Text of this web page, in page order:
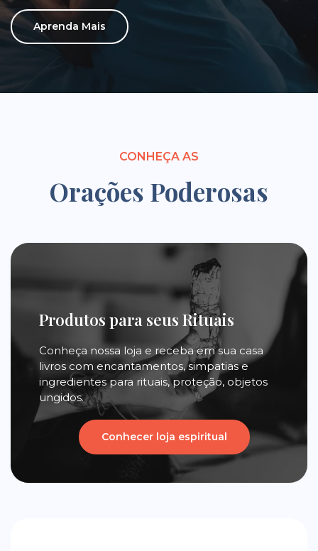
Aprenda Mais
CONHEÇA AS
Orações Poderosas
Produtos para seus Rituais
Conheça nossa loja e receba em sua casa
livros com encantamentos, simpatias e
ingredientes para rituais, proteção, objetos
ungidos.
Conhecer loja espiritual